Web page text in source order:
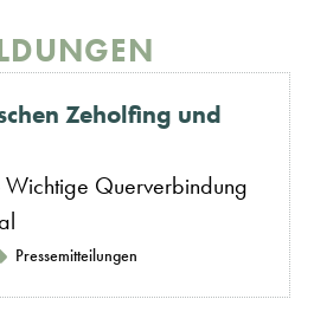
Zeholfing und
Querverbindung
Pressemitteilungen